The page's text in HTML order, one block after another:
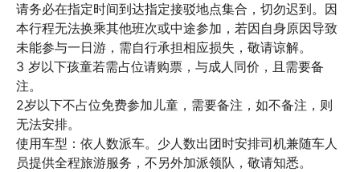
请务必在指定时间到达指定接驳地点集合，切勿迟到。因
本行程无法换乘其他班次或中途参加，若因自身原因导致
未能参与一日游，需自行承担相应损失，敬请谅解。
3 岁以下孩童若需占位请购票，与成人同价，且需要备
注。
2岁以下不占位免费参加儿童，需要备注，如不备注，则
无法安排。
使用车型：依人数派车。少人数出团时安排司机兼随车人
员提供全程旅游服务，不另外加派领队，敬请知悉。